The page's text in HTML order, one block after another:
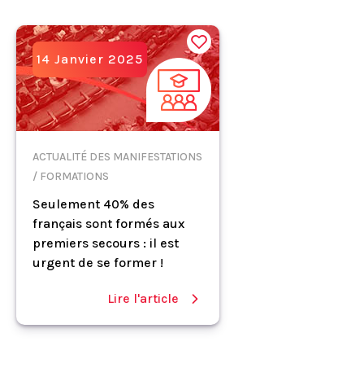
14 Janvier 2025
ACTUALITÉ DES MANIFESTATIONS
/ FORMATIONS
Seulement 40% des
français sont formés aux
premiers secours : il est
urgent de se former !
Lire l'article